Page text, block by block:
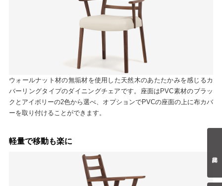
ウォールナット材の無垢材を使用した天然木のあたたかみを感じるカ
バーリングタイプのダイニングチェアです。座面はPVC素材のブラッ
クとアイボリーの2色から選べ、オプションでPVCの座面の上に布カバ
ーを取り付けることができます。
軽量で移動も楽に